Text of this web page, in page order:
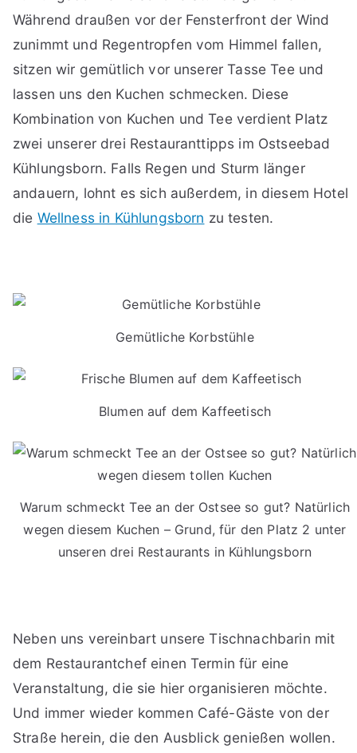
Während draußen vor der Fensterfront der Wind
zunimmt und Regentropfen vom Himmel fallen,
sitzen wir gemütlich vor unserer Tasse Tee und
lassen uns den Kuchen schmecken. Diese
Kombination von Kuchen und Tee verdient Platz
zwei unserer drei Restauranttipps im Ostseebad
Kühlungsborn. Falls Regen und Sturm länger
andauern, lohnt es sich außerdem, in diesem Hotel
die Wellness in Kühlungsborn zu testen.
Gemütliche Korbstühle
Blumen auf dem Kaffeetisch
Warum schmeckt Tee an der Ostsee so gut? Natürlich
wegen diesem Kuchen – Grund, für den Platz 2 unter
unseren drei Restaurants in Kühlungsborn
Neben uns vereinbart unsere Tischnachbarin mit
dem Restaurantchef einen Termin für eine
Veranstaltung, die sie hier organisieren möchte.
Und immer wieder kommen Café-Gäste von der
Straße herein, die den Ausblick genießen wollen.